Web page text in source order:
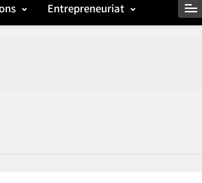
Entrepreneuriat